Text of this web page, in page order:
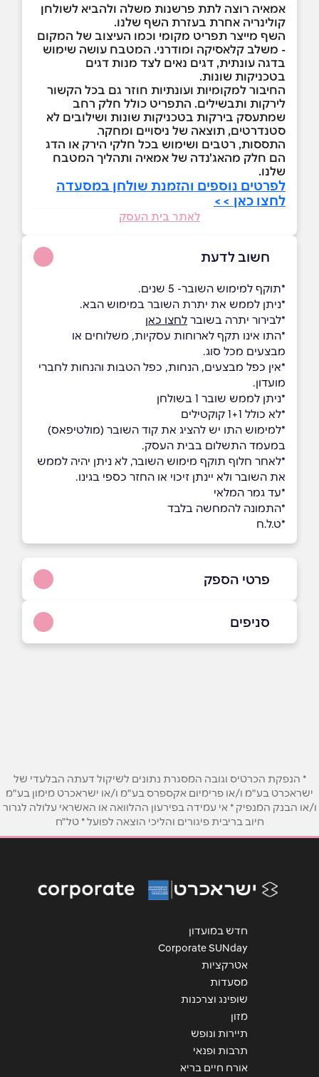
אמאיה רוצה לתת פרשנות משלה ולהביא לשולחן
קולינריה אחרת בעזרת השף שלנו.
השף מייצר תפריט מקומי וכמו העיצוב של המקום
- משלב קלאסיקה ומודרני. המטבח עושה שימוש
בדגה עונתית, דגים נאים לצד מנות דגים
בטכניקות שונות.
החיבור למקומיות ועונתיות חוזר גם בכל הקשור
לירקות ותבשילים. התפריט כולל חלק רחב
שמתעסק בירקות בטכניקות שונות ושילובים לא
סטנדרטים, תוצאה של ניסויים ומחקר.
התססות, רטבים ושימוש בכל חלקי הירק או הדג
הם חלק מהאג'נדה של אמאיה ותהליך המטבח
שלנו.
לפרטים נוספים והזמנת שולחן במסעדה
לחצו כאן >>
לאתר בית העסק
חשוב לדעת
*תוקף למימוש השובר- 5 שנים.
*ניתן לממש את יתרת השובר במימוש הבא.
*לבירור יתרה בשובר לחצו כאן
*התו אינו תקף לארוחות עסקיות, משלוחים או
מבצעים מכל סוג.
*אין כפל מבצעים, הנחות, כפל הטבות והנחות לחברי
מועדון.
*ניתן לממש שובר 1 בשולחן
*לא כולל 1+1 קוקטילים
*למימוש התו יש להציג את קוד השובר (מולטיפאס)
במעמד התשלום בבית העסק.
*לאחר חלוף תוקף מימוש השובר, לא ניתן יהיה לממש
את השובר ולא יינתן זיכוי או החזר כספי בגינו.
*עד גמר המלאי
*התמונה להמחשה בלבד
*ט.ל.ח
פרטי הספק
באתר בפייסבוק
באינסטגרם
טלפון *
אנא חזרו אלי בקשר ל...
הודעה*
סניפים
* הנפקת הכרטיס וגובה המסגרת נתונים לשיקול דעתה הבלעדי של
ישראכרט בע"מ ו/או פרימיום אקספרס בע"מ ו/או ישראכרט מימון בע"מ
ו/או הבנק המנפיק * אי עמידה בפירעון ההלוואה או האשראי עלולה לגרור
חיוב בריבית פיגורים והליכי הוצאה לפועל * טל"ח
חדש במועדון
Corporate SUNday
אטרקציות
מסעדות
שופינג וצרכנות
מזון
תיירות ונופש
תרבות ופנאי
אורח חיים בריא